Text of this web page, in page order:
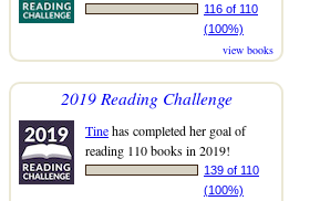
116 of 110
(100%)
view books
2019 Reading Challenge
Tinehas completed her goal of
reading 110 books in 2019!
139 of 110
(100%)